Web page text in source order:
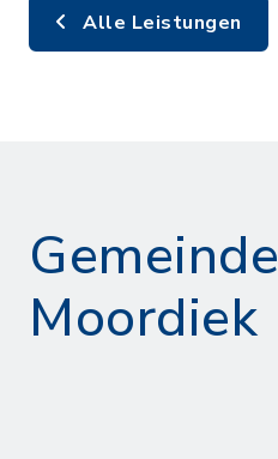
Alle Leistungen
Gemeinde
Moordiek